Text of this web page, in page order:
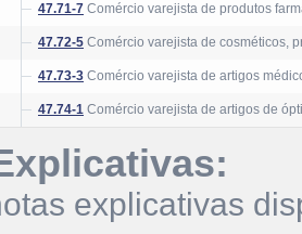
47.71-7 Comércio varejista de produtos
47.72-5 Comércio varejista de cosméticos,
47.73-3 Comércio varejista de artigos
47.74-1 Comércio varejista de artigos de
explicativas